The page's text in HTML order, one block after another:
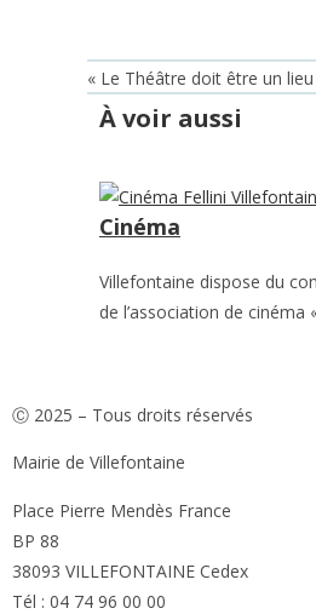
« Le Théâtre doit être un
À voir aussi
Cinéma
Villefontaine dispose du
de l’association de cinéma
Ⓒ 2025 – Tous droits réservés
Mairie de Villefontaine
Place Pierre Mendès France
BP 88
38093 VILLEFONTAINE Cedex
Tél : 04 74 96 00 00